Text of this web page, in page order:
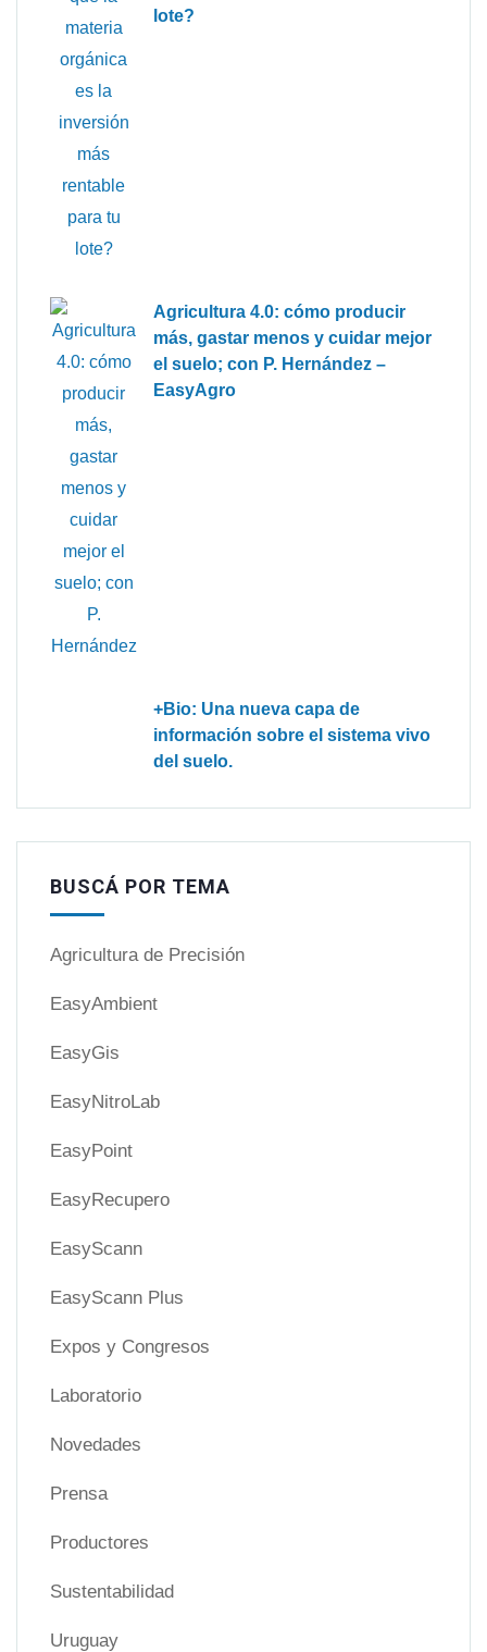
lote?
Agricultura 4.0: cómo producir
más, gastar menos y cuidar mejor
el suelo; con P. Hernández –
EasyAgro
+Bio: Una nueva capa de
información sobre el sistema vivo
del suelo.
BUSCÁ POR TEMA
Agricultura de Precisión
EasyAmbient
EasyGis
EasyNitroLab
EasyPoint
EasyRecupero
EasyScann
EasyScann Plus
Expos y Congresos
Laboratorio
Novedades
Prensa
Productores
Sustentabilidad
Uruguay